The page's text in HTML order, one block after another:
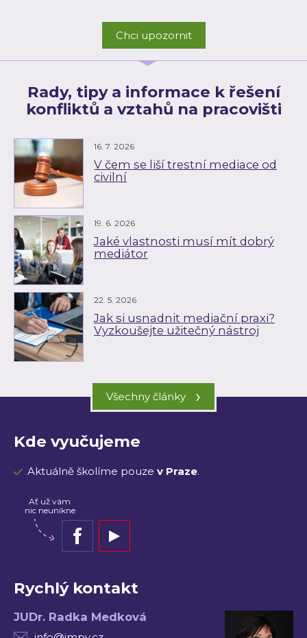
Chci upozornit
Rady, tipy a informace k řešení
konfliktů a vztahů na pracovišti
16. 7. 2026
V čem se liší trestní mediace od
civilní
19. 6. 2026
Jaké vlastnosti musí mít dobrý
mediátor
22. 5. 2026
Jak si usnadnit mediační praxi?
Vyzkoušejte užitečný nástroj
Všechny články ›
Kde vyučujeme
Aktuálně školíme pouze v Praze.
Ať už vám
nic neunikne
Rychlý kontakt
JUDr. Radka Medková